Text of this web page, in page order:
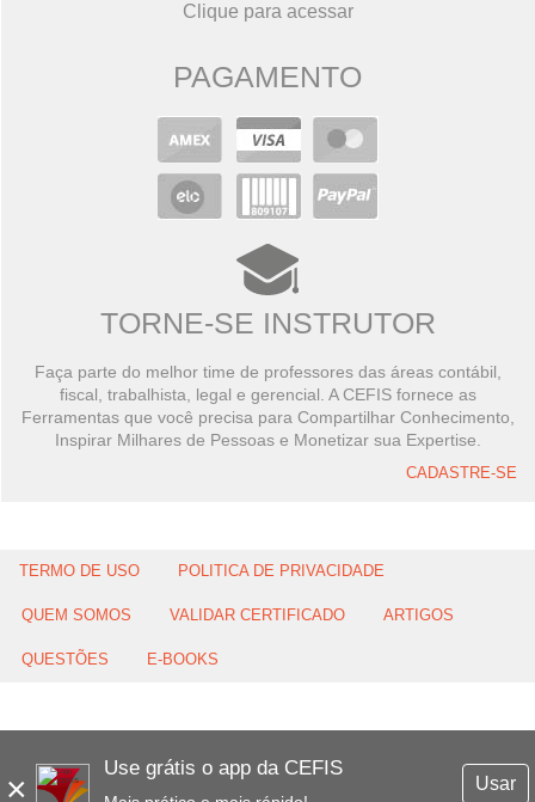
×
Use grátis o app da CEFIS
Usar
Clique para acessar
PAGAMENTO
TORNE-SE INSTRUTOR
Faça parte do melhor time de professores das áreas contábil,
fiscal, trabalhista, legal e gerencial. A CEFIS fornece as
Ferramentas que você precisa para Compartilhar Conhecimento,
Inspirar Milhares de Pessoas e Monetizar sua Expertise.
CADASTRE-SE
TERMO DE USO POLITICA DE PRIVACIDADE
QUEM SOMOS VALIDAR CERTIFICADO ARTIGOS
QUESTÕES E-BOOKS